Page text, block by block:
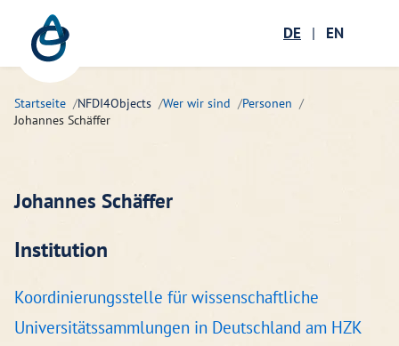
Zum Hauptinhalt springen
DE | EN
Startseite NFDI4Objects Wer wir sind
Personen
Johannes Schäffer
Johannes Schäffer
Institution
Koordinierungsstelle für wissenschaftliche
Universitätssammlungen in Deutschland am HZK